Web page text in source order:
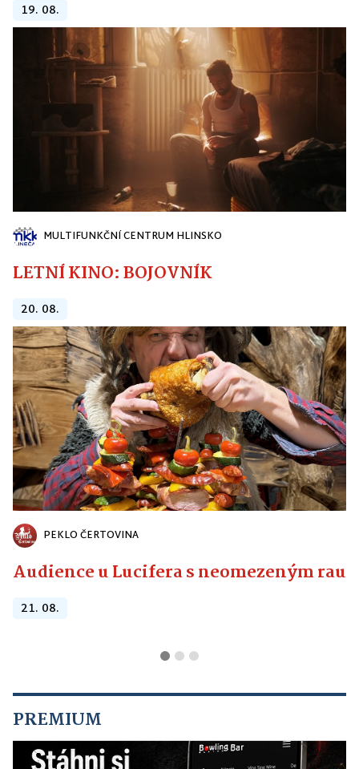
19. 08.
MULTIFUNKČNÍ CENTRUM HLINSKO
LETNÍ KINO: BOJOVNÍK
20. 08.
PEKLO ČERTOVINA
Audience u Lucifera s neomezeným
21. 08.
PREMIUM